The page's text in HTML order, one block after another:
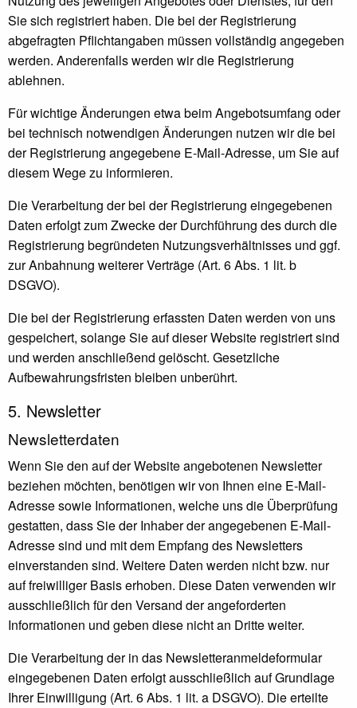
Sie sich registriert haben. Die bei der Registrierung
abgefragten Pflichtangaben müssen vollständig angegeben
werden. Anderenfalls werden wir die Registrierung
ablehnen.
Für wichtige Änderungen etwa beim Angebotsumfang oder
bei technisch notwendigen Änderungen nutzen wir die bei
der Registrierung angegebene E-Mail-Adresse, um Sie auf
diesem Wege zu informieren.
Die Verarbeitung der bei der Registrierung eingegebenen
Daten erfolgt zum Zwecke der Durchführung des durch die
Registrierung begründeten Nutzungsverhältnisses und ggf.
zur Anbahnung weiterer Verträge (Art. 6 Abs. 1 lit. b
DSGVO).
Die bei der Registrierung erfassten Daten werden von uns
gespeichert, solange Sie auf dieser Website registriert sind
und werden anschließend gelöscht. Gesetzliche
Aufbewahrungsfristen bleiben unberührt.
5. Newsletter
Newsletter­daten
Wenn Sie den auf der Website angebotenen Newsletter
beziehen möchten, benötigen wir von Ihnen eine E-Mail-
Adresse sowie Informationen, welche uns die Überprüfung
gestatten, dass Sie der Inhaber der angegebenen E-Mail-
Adresse sind und mit dem Empfang des Newsletters
einverstanden sind. Weitere Daten werden nicht bzw. nur
auf freiwilliger Basis erhoben. Diese Daten verwenden wir
ausschließlich für den Versand der angeforderten
Informationen und geben diese nicht an Dritte weiter.
Die Verarbeitung der in das Newsletteranmeldeformular
eingegebenen Daten erfolgt ausschließlich auf Grundlage
Ihrer Einwilligung (Art. 6 Abs. 1 lit. a DSGVO). Die erteilte